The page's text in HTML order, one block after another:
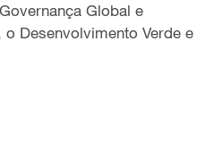
Global e
Desenvolvimento Verde e